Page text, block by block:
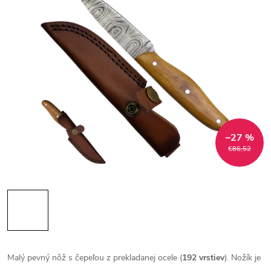
€86,52
–27 %
Malý pevný nôž s čepeľou z prekladanej ocele (192 vrstiev). Nožík je